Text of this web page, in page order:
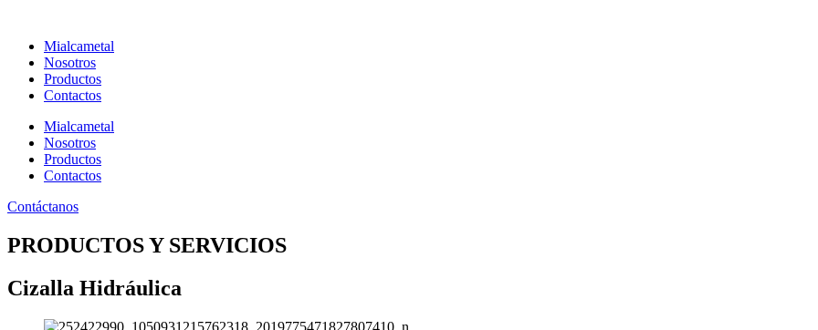
contenidoMialcametal
Nosotros
Productos
Contactos
Mialcametal
Nosotros
Productos
Contactos
Contáctanos
PRODUCTOS Y SERVICIOS
Cizalla Hidráulica